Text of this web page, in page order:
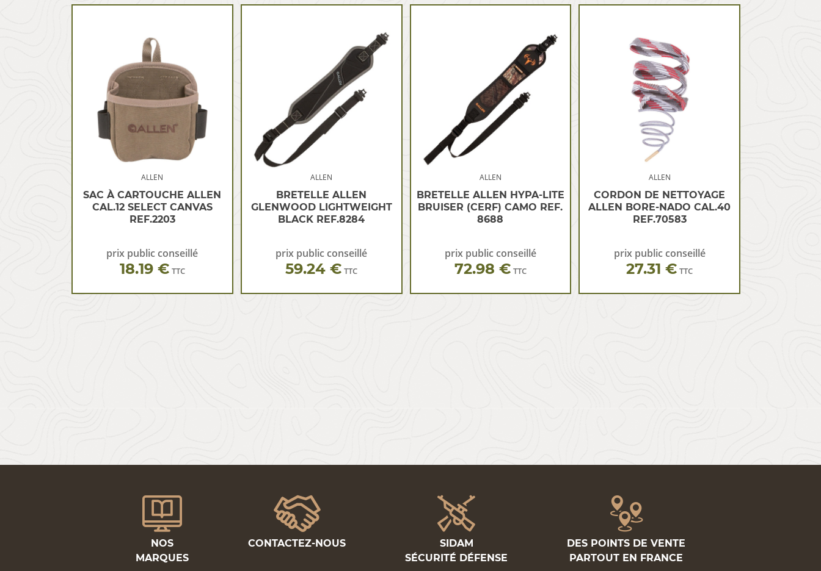
ALLEN
SAC À CARTOUCHE ALLEN
CAL.12 SELECT CANVAS
REF.2203
prix public conseillé
18.19 € TTC
ALLEN
BRETELLE ALLEN
GLENWOOD LIGHTWEIGHT
BLACK REF.8284
prix public conseillé
59.24 € TTC
ALLEN
BRETELLE ALLEN HYPA-LITE
BRUISER (CERF) CAMO REF.
8688
prix public conseillé
72.98 € TTC
ALLEN
CORDON DE NETTOYAGE
ALLEN BORE-NADO CAL.40
REF.70583
prix public conseillé
27.31 € TTC
NOS
MARQUES
CONTACTEZ-NOUS
SIDAM
SÉCURITÉ DÉFENSE
DES POINTS DE VENTE
PARTOUT EN FRANCE